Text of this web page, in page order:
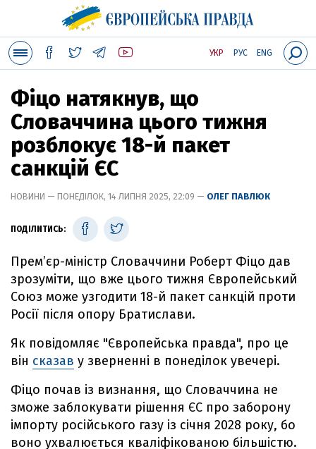
УКР РУС ENG
Фіцо натякнув, що
Словаччина цього тижня
розблокує 18-й пакет
санкцій ЄС
НОВИНИ — ПОНЕДІЛОК, 14 ЛИПНЯ 2025, 22:09 — ОЛЕГ ПАВЛЮК
ПОДІЛИТИСЬ:
Премʼєр-міністр Словаччини Роберт Фіцо дав
зрозуміти, що вже цього тижня Європейський
Союз може узгодити 18-й пакет санкцій проти
Росії після опору Братислави.
Як повідомляє "Європейська правда", про це
він сказав у зверненні в понеділок увечері.
Фіцо почав із визнання, що Словаччина не
зможе заблокувати рішення ЄС про заборону
імпорту російського газу із січня 2028 року, бо
воно ухвалюється кваліфікованою більшістю.